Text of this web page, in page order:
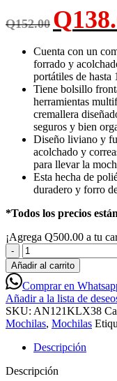
Q152.00
El
precio
original
era:
Q152.00.
Q
Cuenta con un
forrado y
portátiles de hasta
Tiene bolsillo
herramientas
cremallera
seguros y bien
Diseño liviano y
acolchado y
para llevar la
Esta hecha de
duradero y forro
*Todos los precios
¡Agrega Q500.00 a tu
Klip
Xtreme
KNB-
406GR
Berna
Mochila
Casual
Laptop
Gris
Añadir al carrito
Comprar en
Añadir a la lista de
SKU: AN121KLX38
Mochilas, Mochilas
Descripción
Descripción